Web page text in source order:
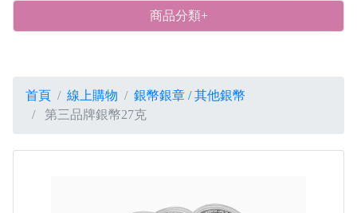
商品分類+
首頁 線上購物
銀幣銀章 / 其他銀幣
第三品牌銀幣27克